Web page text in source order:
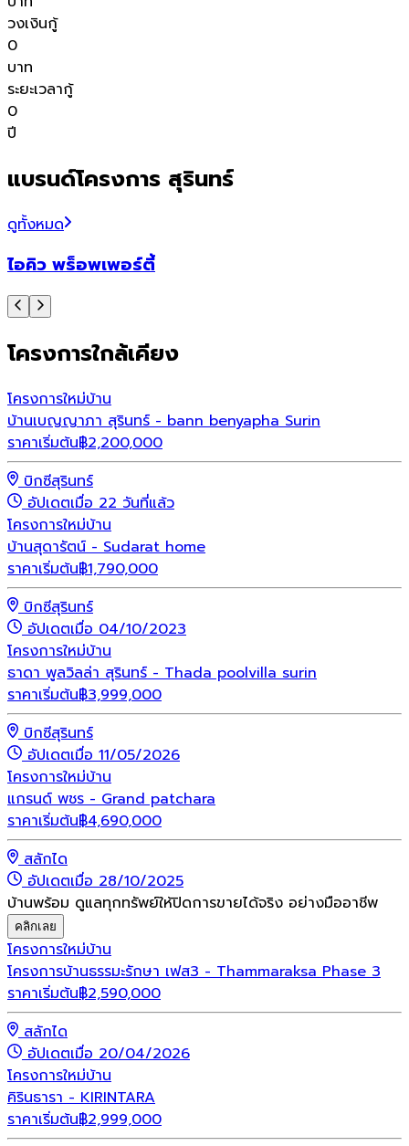
วงเงินกู้
0
บาท
ระยะเวลากู้
0
ปี
แบรนด์โครงการ สุรินทร์
ดูทั้งหมด
ไอคิว พร็อพเพอร์ตี้
โครงการใกล้เคียง
โครงการใหม่บ้าน
บ้านเบญญาภา สุรินทร์ - bann benyapha Surin
ราคาเริ่มต้น฿2,200,000
บิกซีสุรินทร์
อัปเดตเมื่อ 22 วันที่แล้ว
โครงการใหม่บ้าน
บ้านสุดารัตน์ - Sudarat home
ราคาเริ่มต้น฿1,790,000
บิกซีสุรินทร์
อัปเดตเมื่อ 04/10/2023
โครงการใหม่บ้าน
ธาดา พูลวิลล่า สุรินทร์ - Thada poolvilla surin
ราคาเริ่มต้น฿3,999,000
บิกซีสุรินทร์
อัปเดตเมื่อ 11/05/2026
โครงการใหม่บ้าน
แกรนด์ พชร - Grand patchara
ราคาเริ่มต้น฿4,690,000
สลักได
อัปเดตเมื่อ 28/10/2025
บ้านพร้อม ดูแลทุกทรัพย์ให้ปิดการขายได้จริง อย่างมืออาชีพ
คลิกเลย
โครงการใหม่บ้าน
โครงการบ้านธรรมะรักษา เฟส3 - Thammaraksa Phase 3
ราคาเริ่มต้น฿2,590,000
สลักได
อัปเดตเมื่อ 20/04/2026
โครงการใหม่บ้าน
คิรินธารา - KIRINTARA
ราคาเริ่มต้น฿2,999,000